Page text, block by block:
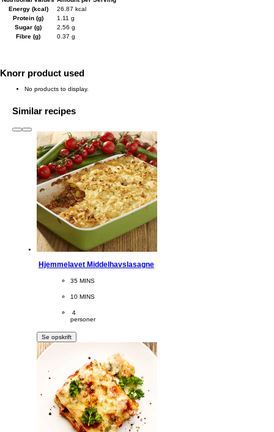
Energy (kcal)
26.87 kcal
Protein (g)
1.11 g
Sugar (g)
2.56 g
Fibre (g)
0.37 g
Knorr product used
No products to display.
Similar recipes
1 to 3of 6
Hjemmelavet Middelhavslasagne
CookingTime
35 MINS
PreparationTime
10 MINS
Servings
4
personer
Se opskrift